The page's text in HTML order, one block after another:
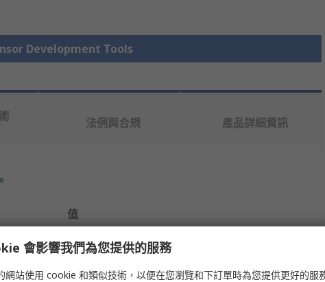
Development Tools
法例與合規 產品詳細資訊
值
Broadcom
Sensor Development Tool
會影響我們為您提供的服務
網站使用 cookie 和類似技術，以便在您瀏覽和下訂單時為您提供更好的服